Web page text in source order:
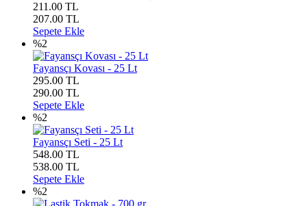
211.00 TL
207.00 TL
Sepete Ekle
%2
Fayansçı Kovası - 25 Lt
295.00 TL
290.00 TL
Sepete Ekle
%2
Fayansçı Seti - 25 Lt
548.00 TL
538.00 TL
Sepete Ekle
%2